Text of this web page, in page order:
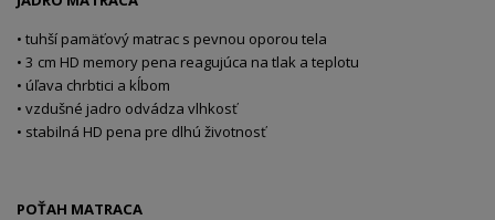
• tuhší pamäťový matrac s pevnou oporou tela
• 3 cm HD memory pena reagujúca na tlak a teplotu
• úľava chrbtici a kĺbom
• vzdušné jadro odvádza vlhkosť
• stabilná HD pena pre dlhú životnosť
POŤAH MATRACA